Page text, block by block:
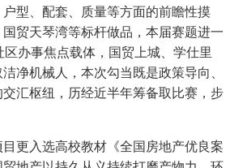
型、配套、质量等方面的前瞻性摸
贸天琴湾等标杆做品，本届赛题进一
区办事焦点载体，国贸上城、学仕里
净机械人，本次勾当既是政策导向、
汇枢纽，历经近半年筹备取比赛，步
入选高校教材《全国房地产优良案